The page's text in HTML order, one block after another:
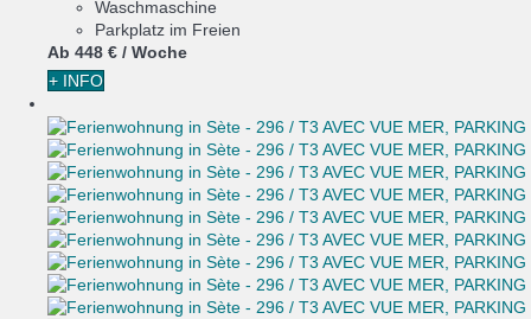
Waschmaschine
Parkplatz im Freien
Ab 448 € / Woche
+ INFO